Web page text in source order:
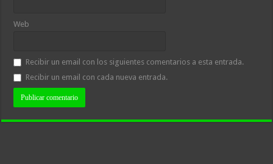
Web
Recibir un email con los siguientes comentarios a esta entrada.
Recibir un email con cada nueva entrada.